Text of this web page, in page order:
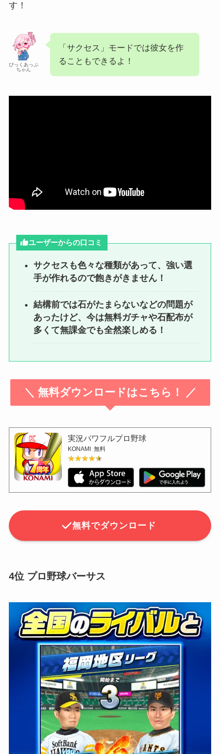
す！
ぴっくあっぷ
ちゃん
「サクセス」モードでは彼女を作
ることもできるよ！
ユーザーからの口コミ
サクセスも色々な種類があって、強い選
手が作れるので飽きがきません！
結構前では石がたまらないなどの問題が
あったけど、今は無料ガチャや石配布が
多くて無課金でも全然楽しめる！
＼ 無料ダウンロードはこちら！ ／
実況パワフルプロ野球
KONAMI 無料
★★★★★
★★★★★
無料でダウンロード
4位 プロ野球バーサス